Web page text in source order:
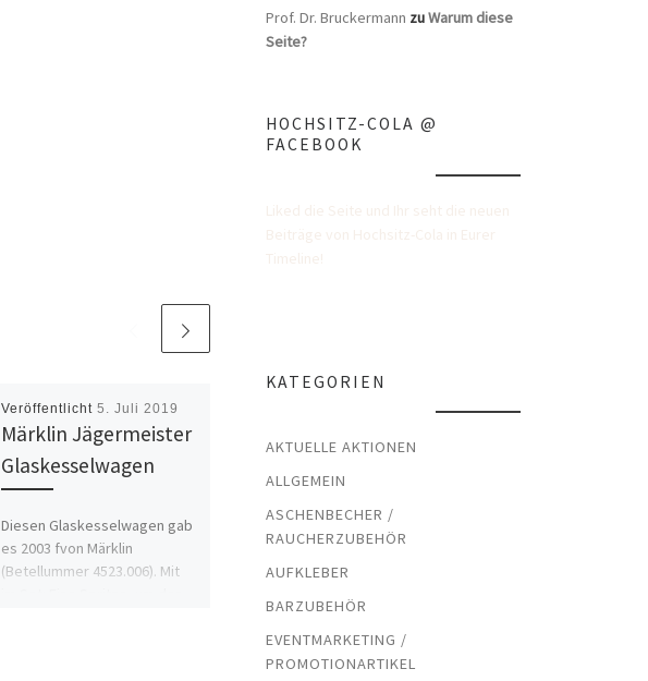
Veröffentlicht 5. Juli 2019
Märklin Jägermeister
Glaskesselwagen
Diesen Glaskesselwagen gab
es 2003 fvon Märklin
(Betellummer 4523.006). Mit
Veröffentlicht
Prof. Dr. Bruckermann zuWarum diese
Seite?
HOCHSITZ-COLA @
FACEBOOK
KATEGORIEN
AKTUELLE AKTIONEN
ALLGEMEIN
ASCHENBECHER /
RAUCHERZUBEHÖR
AUFKLEBER
BARZUBEHÖR
EVENTMARKETING /
PROMOTIONARTIKEL